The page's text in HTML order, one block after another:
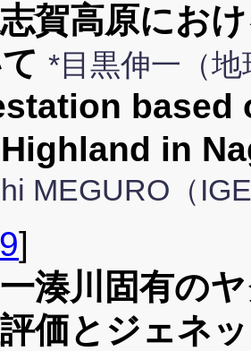
賀高原にお
*目黒伸一（
based
in
MEGURO（
]
湊川固有の
価とジェネ